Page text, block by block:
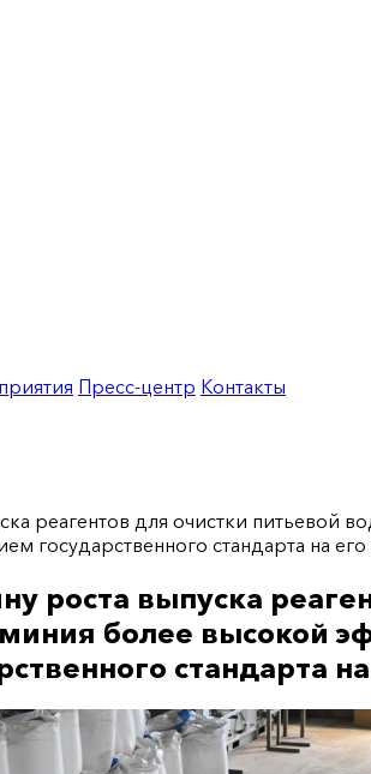
Пресс-центр Контакты
реагентов для очистки
государственного стандарта на
роста выпуска
более высокой
стандарта